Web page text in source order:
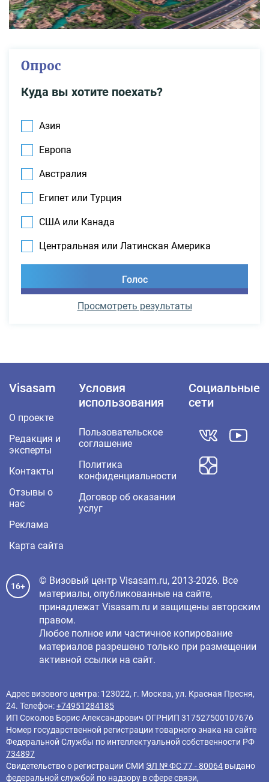
Опрос
Куда вы хотите поехать?
Азия
Европа
Австралия
Египет или Турция
США или Канада
Центральная или Латинская Америка
Просмотреть результаты
Visasam
О проекте
Редакция и
эксперты
Контакты
Отзывы о
нас
Реклама
Карта сайта
Условия
использования
Пользовательское
соглашение
Политика
конфиденциальности
Договор об оказании
услуг
Социальные
сети
16+
© Визовый центр Visasam.ru, 2013-2026. Все
материалы, опубликованные на сайте,
принадлежат Visasam.ru и защищены авторским
правом.
Любое полное или частичное копирование
материалов разрешено только при размещении
активной ссылки на сайт.
Адрес визового центра: 123022, г. Москва, ул. Красная Пресня,
24. Телефон:+74951284185
ИП Соколов Борис Александрович ОГРНИП 317527500107676
Номер государственной регистрации товарного знака на сайте
Федеральной Службы по интеллектуальной собственности РФ
734897
Свидетельство о регистрации СМИ ЭЛ № ФС 77 - 80064 выдано
федеральной службой по надзору в сфере связи,